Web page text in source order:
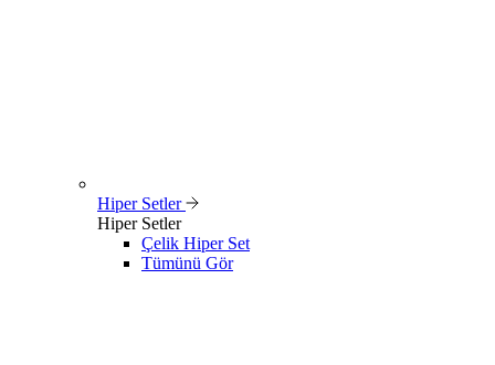
Hiper Setler
Hiper Setler
Çelik Hiper Set
Tümünü Gör